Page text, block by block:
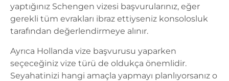
yaptığınız Schengen vizesi başvurularınız, eğer
gerekli tüm evrakları ibraz ettiyseniz konsolosluk
tarafından değerlendirmeye alınır.
Ayrıca Hollanda vize başvurusu yaparken
seçeceğiniz vize türü de oldukça önemlidir.
Seyahatinizi hangi amaçla yapmayı planlıyorsanız o